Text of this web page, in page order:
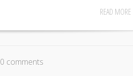
READ MORE
0 comments